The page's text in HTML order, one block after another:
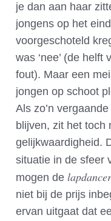
je dan aan haar
jongens op het
voorgeschoteld
was ‘nee’ (de
fout). Maar een
jongen op schoot
Als zo’n
blijven, zit het toch
gelijkwaardigheid.
situatie in de sfeer
mogen de
niet bij de prijs
ervan uitgaat dat